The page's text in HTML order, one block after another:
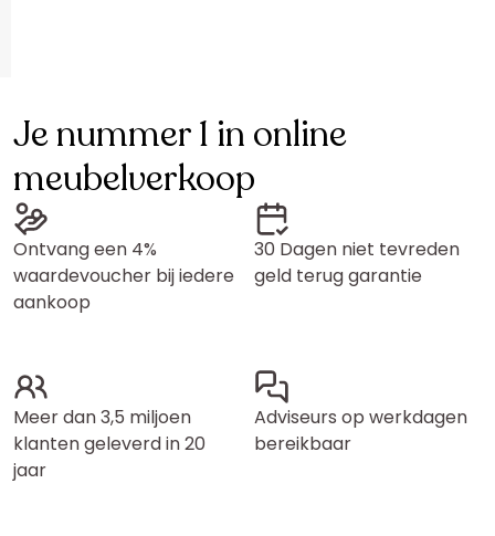
Je nummer 1 in online
meubelverkoop
Ontvang een 4%
waardevoucher bij iedere
aankoop
30 Dagen niet tevreden
geld terug garantie
Meer dan 3,5 miljoen
klanten geleverd in 20
jaar
Adviseurs op werkdagen
bereikbaar